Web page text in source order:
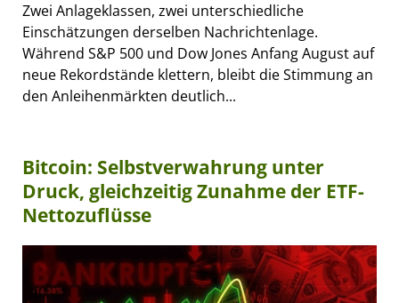
Zwei Anlageklassen, zwei unterschiedliche
Einschätzungen derselben Nachrichtenlage.
Während S&P 500 und Dow Jones Anfang August auf
neue Rekordstände klettern, bleibt die Stimmung an
den Anleihenmärkten deutlich...
Bitcoin: Selbstverwahrung unter
Druck, gleichzeitig Zunahme der ETF-
Nettozuflüsse